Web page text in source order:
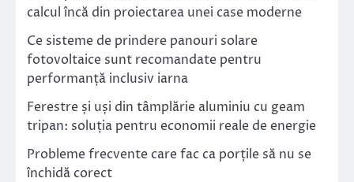
calcul încă din proiectarea unei case moderne
Ce sisteme de prindere panouri solare
fotovoltaice sunt recomandate pentru
performanță inclusiv iarna
Ferestre și uși din tâmplărie aluminiu cu geam
tripan: soluția pentru economii reale de energie
Probleme frecvente care fac ca porțile să nu se
închidă corect